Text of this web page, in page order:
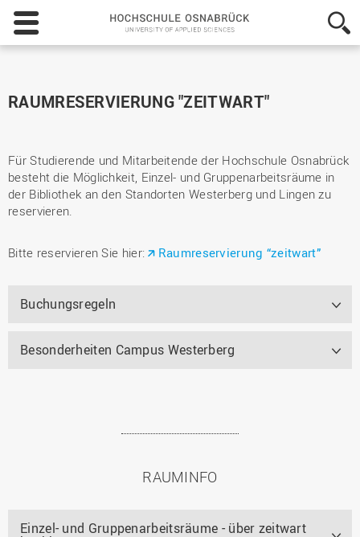
Hochschule
Osnabrück
-
RAUMRESERVIERUNG "ZEITWART"
Für Studierende und Mitarbeitende der Hochschule Osnabrück
besteht die Möglichkeit, Einzel- und Gruppenarbeitsräume in
der Bibliothek an den Standorten Westerberg und Lingen zu
reservieren.
Bitte reservieren Sie hier: Raumreservierung “zeitwart”
Buchungsregeln
Besonderheiten Campus Westerberg
RAUMINFO
Einzel- und Gruppenarbeitsräume - über zeitwart